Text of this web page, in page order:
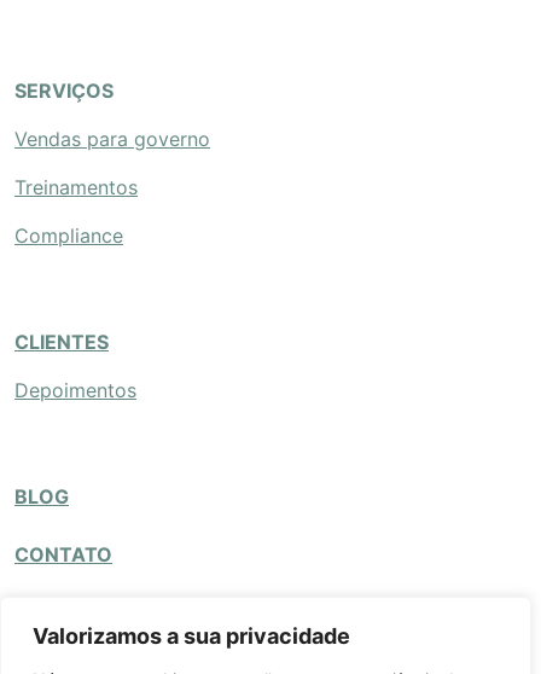
Valorizamos a sua privacidade
SERVIÇOS
Vendas para governo
Treinamentos
Compliance
CLIENTES
Depoimentos
BLOG
CONTATO